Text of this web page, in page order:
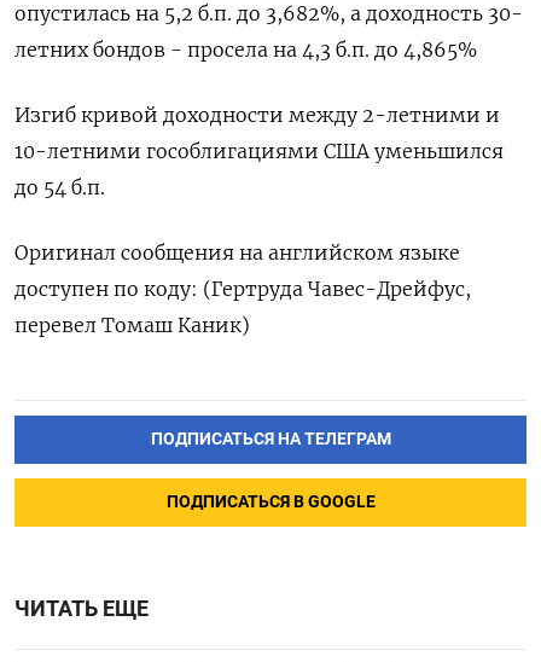
опустилась на 5,2 б.п. до 3,682%, а доходность 30-
летних бондов - просела на 4,3 б.п. до 4,865%
Изгиб кривой ​доходности ⁠между 2-летними и
10-летними гособлигациями США уменьшился
‌до 54 б.п.
Оригинал сообщения ‌на английском языке
доступен ​по коду: (Гертруда Чавес-Дрейфус,
‌перевел Томаш Каник)
ПОДПИСАТЬСЯ НА ТЕЛЕГРАМ
ПОДПИСАТЬСЯ В GOOGLE
ЧИТАТЬ ЕЩЕ